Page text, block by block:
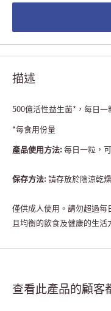
描述
500億活性益生菌*，每日一
*每食用份量
產品使用方法: 每日一粒，
保存方法: 請存放於陰涼乾
僅供成人使用。請勿超過
且均衡的飲食及健康的生活
查看此產品的顧客